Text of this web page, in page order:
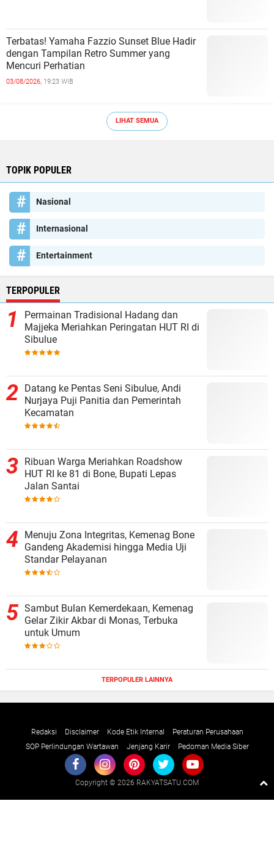
Terbatas! Yamaha Fazzio Sunset Blue Hadir
dengan Tampilan Retro Summer yang
Mencuri Perhatian
03/08/2026, 19:23 WIB
LIHAT SEMUA
TOPIK POPULER
Nasional
Internasional
Entertainment
TERPOPULER
Permainan Tradisional Hadang dan
Majjeka Meriahkan Peringatan HUT RI di
Sibulue
Datang ke Pentas Seni Sibulue, Andi
Nurjaya Puji Panitia dan Pemerintah
Kecamatan
Ribuan Warga Meriahkan Roadshow
HUT RI ke 81 di Bone, Bupati Lepas
Jalan Santai
Menuju Zona Integritas, Kemenag Bone
Gandeng Akademisi hingga Media Uji
Standar Pelayanan
Sambut Bulan Kemerdekaan, Kemenag
Gelar Zikir Akbar di Monas, Terbuka
untuk Umum
TERPOPULER LAINNYA
Redaksi Disclaimer Kode Etik Internal
Peraturan Perusahaan
SOP Perlindungan Wartawan
Jenjang Karir Pedoman Media Siber
Copyright © 2026 RAKYATSATU.COM
Raushan